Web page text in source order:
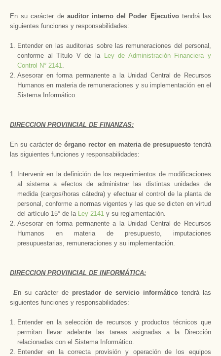
En su carácter de auditor interno del Poder Ejecutivo tendrá las
siguientes funciones y responsabilidades:
Entender en las auditorias sobre las remuneraciones del personal,
conforme al Título V de
la Leyde Administración Financiera y
Control N° 2141.
Asesorar en forma permanente a la Unidad Central de Recursos
Humanos en materia de remuneraciones y su implementación en el
Sistema Informático.
DIRECCION PROVINCIAL DE FINANZAS:
En su carácter deórgano rector en materia de presupuestotendrá
las siguientes funciones y responsabilidades:
Intervenir en la definición de los requerimientos de modificaciones
al sistema a efectos de administrar las distintas unidades de
medida (cargos/horas cátedra) y efectuar el control de la planta de
personal, conforme a normas vigentes y las que se dicten en virtud
del artículo 15° de la Ley 2141 y su reglamentación.
Asesorar en forma permanente a la Unidad Central de Recursos
Humanos en materia de presupuesto, imputaciones
presupuestarias, remuneraciones y su implementación.
DIRECCION PROVINCIAL DE INFORMÁTICA:
En su carácter de prestador de servicio informático tendrá las
siguientes funciones y responsabilidades:
Entender en la selección de recursos y productos técnicos que
permitan llevar adelante las tareas asignadas a
la Dirección
relacionadas con el Sistema Informático.
Entender en la correcta provisión y operación de los equipos